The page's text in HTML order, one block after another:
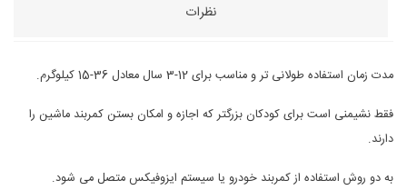
نظرات
مدت زمان استفاده طولانی تر و مناسب برای 12-3 سال معادل 36-15 کیلوگرم.
فقط نشیمنی است برای کودکان بزرگتر که اجازه و امکان بستن کمربند ماشین را
دارند.
به دو روش استفاده از کمربند خودرو یا سیستم ایزوفیکس متصل می شود.